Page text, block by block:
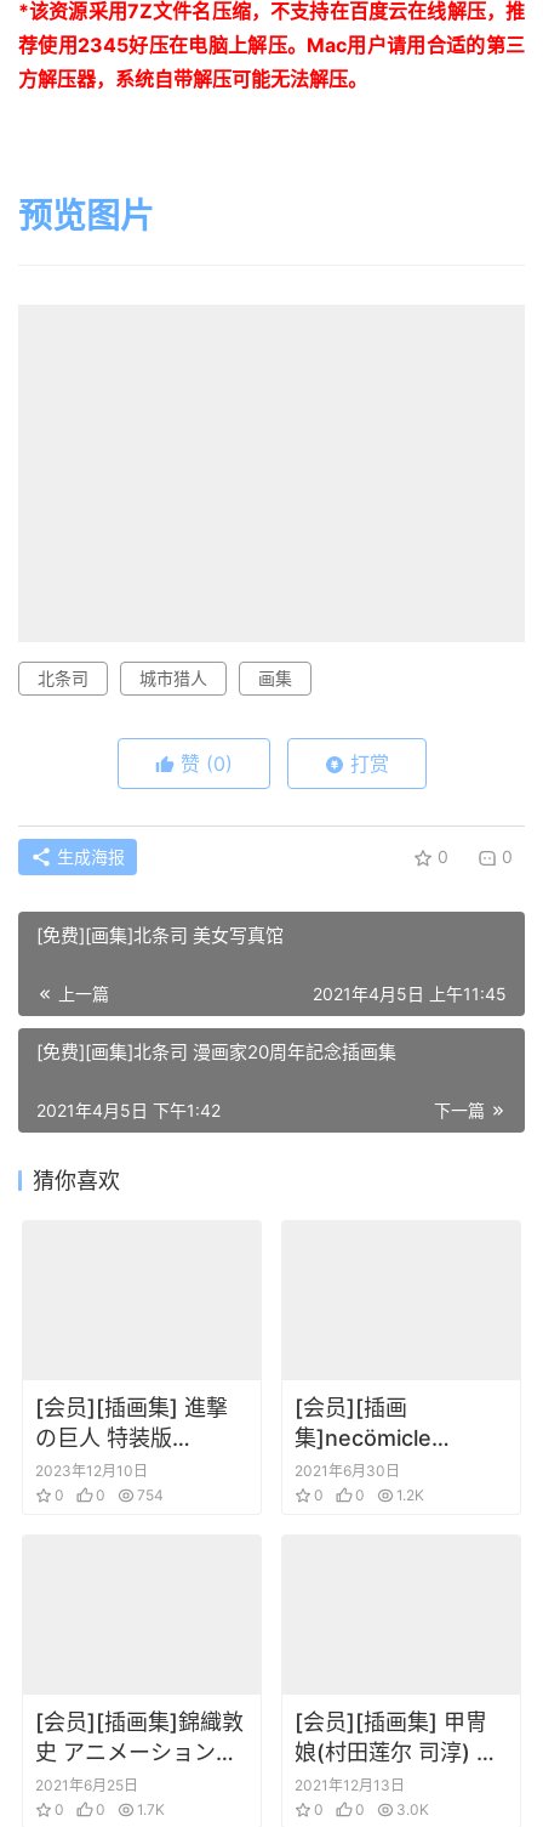
*该资源采用7Z文件名压缩，不支持在百度云在线解压，推
荐使用2345好压在电脑上解压。 Mac用户请用合适的第三
方解压器，系统自带解压可能无法解压。
预览图片
北条司 城市猎人 画集
赞 (0) 打赏
生成海报 0 0
[免费][画集]北条司 美女写真馆
上一篇 2021年4月5日 上午11:45
[免费][画集]北条司 漫画家20周年記念插画集
下一篇
2021年4月5日 下午1:42
猜你喜欢
[会员][插画集] 進撃
の巨人 特装版
Ending 别册
storyboards
2023年12月10日
0
0 754
[会员][插画
集]necömicle
necömi NECOMIX2
FGO角色插画集
2021年6月30日
0
0 1.2K
[会员][插画集]錦織敦
史 アニメーションワ
ークス Telegenic!
2021年6月25日
0
0 1.7K
[会员][插画集] 甲冑
娘(村田莲尔 司淳) 青
の6号 Character
filegraphy azure
2021年12月13日
0
0 3.0K